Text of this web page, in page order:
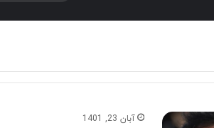
آبان 23, 1401